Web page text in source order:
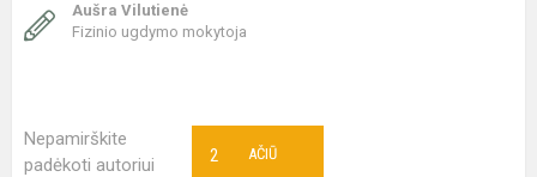
Aušra Vilutienė
Fizinio ugdymo mokytoja
Nepamirškite
padėkoti autoriui
AČIŪ
2